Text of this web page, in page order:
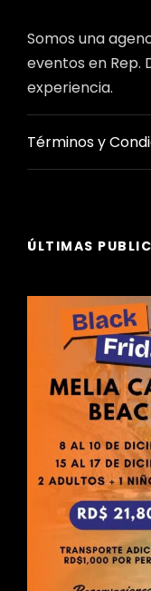
Somos una
eventos en Rep.
experiencia.
Términos y
ÚLTIMAS